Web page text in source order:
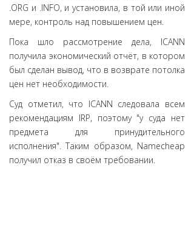
.ORG и .INFO, и установила, в той или иной
мере, контроль над повышением цен.
Пока шло рассмотрение дела, ICANN
получила экономический отчёт, в котором
был сделан вывод, что в возврате потолка
цен нет необходимости.
Суд отметил, что ICANN следовала всем
рекомендациям IRP, поэтому "у суда нет
предмета для принудительного
исполнения". Таким образом, Namecheap
получил отказ в своём требовании.